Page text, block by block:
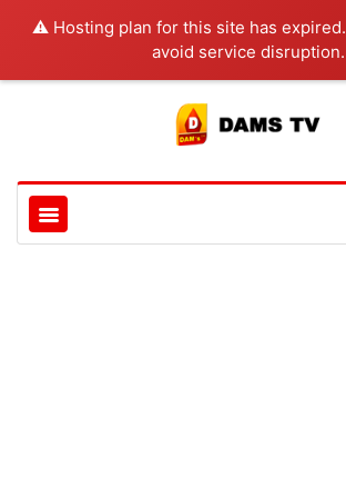
⚠️ Hosting plan for this site has expired.
avoid service disruption.